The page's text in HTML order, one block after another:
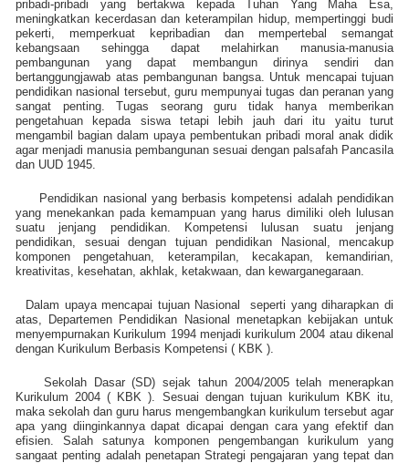
pribadi-pribadi yang bertakwa kepada Tuhan Yang Maha Esa,
meningkatkan kecerdasan dan keterampilan hidup, mempertinggi budi
pekerti, memperkuat kepribadian dan mempertebal semangat
kebangsaan sehingga dapat melahirkan manusia-manusia
pembangunan yang dapat membangun dirinya sendiri dan
bertanggungjawab atas pembangunan bangsa. Untuk mencapai tujuan
pendidikan nasional tersebut, guru mempunyai tugas dan peranan yang
sangat penting. Tugas seorang guru tidak hanya memberikan
pengetahuan kepada siswa tetapi lebih jauh dari itu yaitu turut
mengambil bagian dalam upaya pembentukan pribadi moral anak didik
agar menjadi manusia pembangunan sesuai dengan palsafah Pancasila
dan UUD 1945.
Pendidikan nasional yang berbasis kompetensi adalah pendidikan
yang menekankan pada kemampuan yang harus dimiliki oleh lulusan
suatu jenjang pendidikan. Kompetensi lulusan suatu jenjang
pendidikan, sesuai dengan tujuan pendidikan Nasional, mencakup
komponen pengetahuan, keterampilan, kecakapan, kemandirian,
kreativitas, kesehatan, akhlak, ketakwaan, dan kewarganegaraan.
Dalam upaya mencapai tujuan Nasional
seperti yang diharapkan di
atas, Departemen Pendidikan Nasional menetapkan kebijakan untuk
menyempurnakan Kurikulum 1994 menjadi kurikulum 2004 atau dikenal
dengan Kurikulum Berbasis Kompetensi ( KBK ).
Sekolah Dasar (SD) sejak tahun 2004/2005 telah menerapkan
Kurikulum 2004 ( KBK ). Sesuai dengan tujuan kurikulum KBK itu,
maka sekolah dan guru harus mengembangkan kurikulum tersebut agar
apa yang diinginkannya dapat dicapai dengan cara yang efektif dan
efisien. Salah satunya komponen pengembangan kurikulum yang
sangaat penting adalah penetapan Strategi pengajaran yang tepat dan